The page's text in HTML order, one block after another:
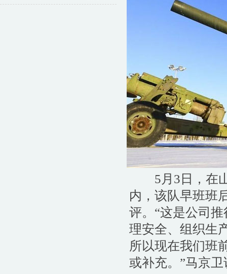
5月3日，在山
内，该队早班班
评。“这是公司
理安全、组织生
所以现在我们班
或补充。”马京卫